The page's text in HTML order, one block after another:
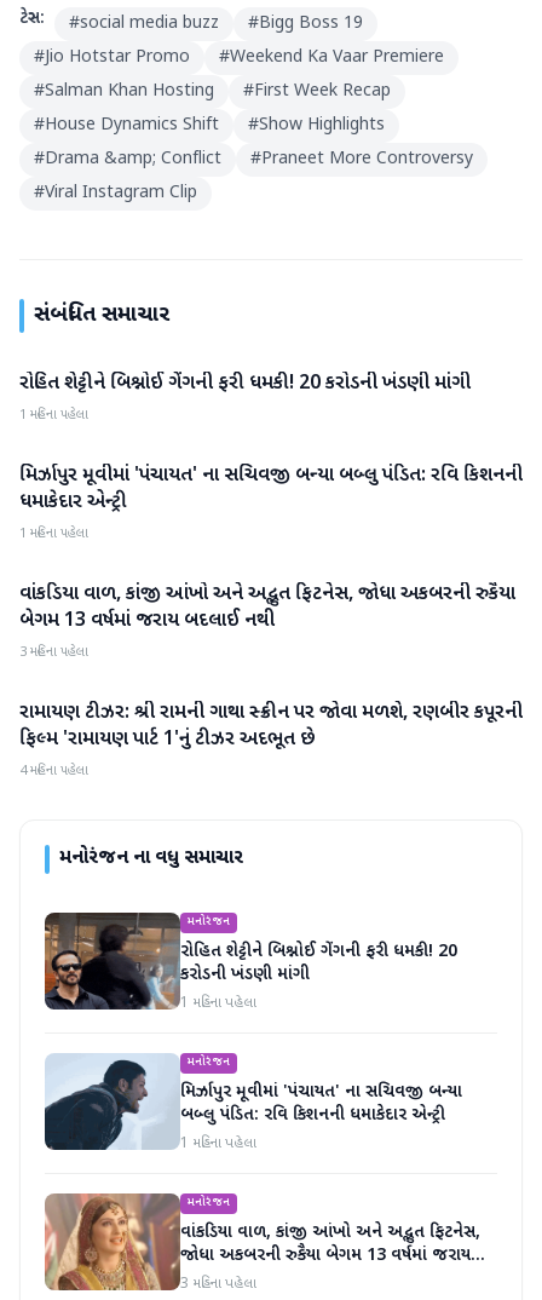
ટેગ્સ: #social media buzz #Bigg Boss 19
#Jio Hotstar Promo #Weekend Ka Vaar Premiere
#Salman Khan Hosting #First Week Recap
#House Dynamics Shift #Show Highlights
#Drama &amp; Conflict #Praneet More Controversy
#Viral Instagram Clip
સંબંધિત સમાચાર
મનોરંજન
રોહિત શેટ્ટીને બિશ્નોઈ ગેંગની ફરી ધમકી! 20 કરોડની ખંડણી માંગી
1 મહિના પહેલા
મનોરંજન
મિર્ઝાપુર મૂવીમાં 'પંચાયત' ના સચિવજી બન્યા બબ્લુ પંડિત: રવિ કિશનની
ધમાકેદાર એન્ટ્રી
1 મહિના પહેલા
મનોરંજન
વાંકડિયા વાળ, કાંજી આંખો અને અદ્ભુત ફિટનેસ, જોધા અકબરની રુકૈયા
બેગમ 13 વર્ષમાં જરાય બદલાઈ નથી
3 મહિના પહેલા
મનોરંજન
રામાયણ ટીઝર: શ્રી રામની ગાથા સ્ક્રીન પર જોવા મળશે, રણબીર કપૂરની
ફિલ્મ 'રામાયણ પાર્ટ 1'નું ટીઝર અદભૂત છે
4 મહિના પહેલા
મનોરંજનના વધુ સમાચાર
મનોરંજન
રોહિત શેટ્ટીને બિશ્નોઈ ગેંગની ફરી ધમકી! 20
કરોડની ખંડણી માંગી
1 મહિના પહેલા
મનોરંજન
મિર્ઝાપુર મૂવીમાં 'પંચાયત' ના સચિવજી બન્યા
બબ્લુ પંડિત: રવિ કિશનની ધમાકેદાર એન્ટ્રી
1 મહિના પહેલા
મનોરંજન
વાંકડિયા વાળ, કાંજી આંખો અને અદ્ભુત ફિટનેસ,
જોધા અકબરની રુકૈયા બેગમ 13 વર્ષમાં જરાય
બદલાઈ નથી
3 મહિના પહેલા